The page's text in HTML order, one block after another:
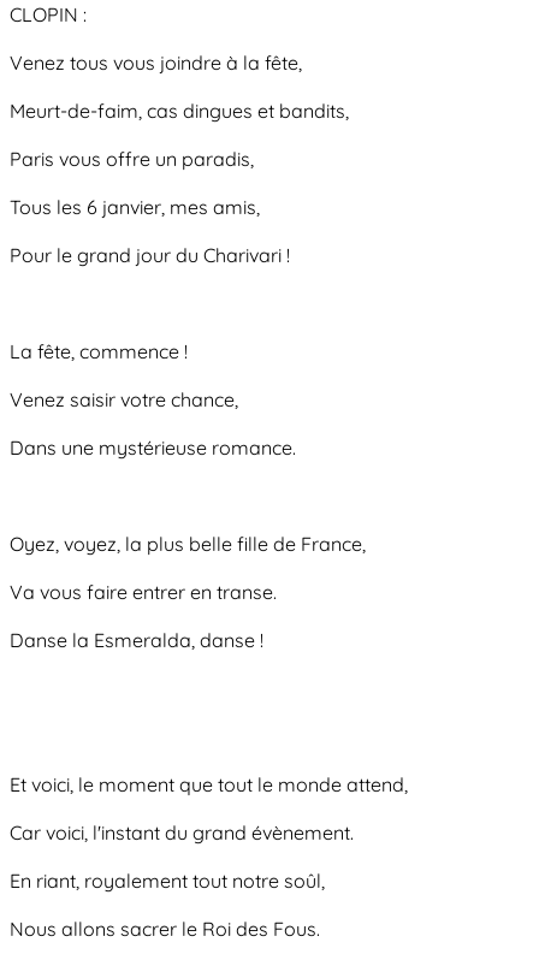
CLOPIN :
Venez tous vous joindre à la fête,
Meurt-de-faim, cas dingues et bandits,
Paris vous offre un paradis,
Tous les 6 janvier, mes amis,
Pour le grand jour du Charivari !
La fête, commence !
Venez saisir votre chance,
Dans une mystérieuse romance.
Oyez, voyez, la plus belle fille de France,
Va vous faire entrer en transe.
Danse la Esmeralda, danse !
Et voici, le moment que tout le monde attend,
Car voici, l'instant du grand évènement.
En riant, royalement tout notre soûl,
Nous allons sacrer le Roi des Fous.